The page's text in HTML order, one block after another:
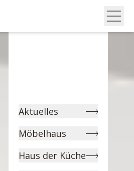
Aktuelles
Möbelhaus
Haus der Küche